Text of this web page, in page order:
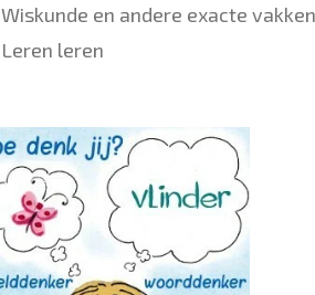
Wiskunde en andere exacte vakken
Leren leren